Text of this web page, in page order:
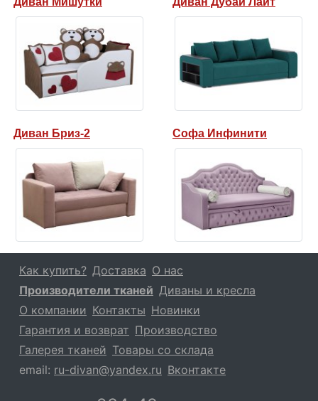
Диван Бриз-2 Софа Инфинити
Как купить? Доставка О нас
Производители тканей Диваны и кресла
О компании Контакты Новинки
Гарантия и возврат Производство
Галерея тканей Товары со склада
email: ru-divan@yandex.ru Вконтакте